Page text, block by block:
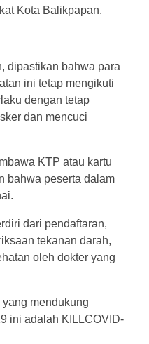
Kota Balikpapan.
dipastikan bahwa para
ini tetap mengikuti
dengan tetap
dan mencuci
KTP atau kartu
bahwa peserta dalam
dari pendaftaran,
tekanan darah,
oleh dokter yang
mendukung
ini adalah KILLCOVID-